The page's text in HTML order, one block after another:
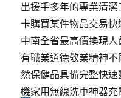
出援手多年的專業清潔
卡購買某件物品交易快
中南全省最高價換現人
有職業道德敬業精神不
然保健品具備完整快
機家用無線洗車神器